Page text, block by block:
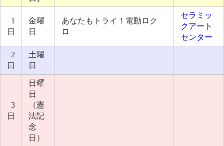
1
日
金曜
日
あなたもトライ！電動ロク
ロ
セラミッ
クアート
センター
2
日
土曜
日
3
日
日曜
日
（憲
法記
念
日）